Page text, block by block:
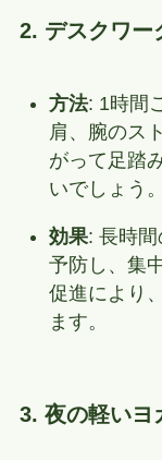
2. デスクワー
方法: 1時間
肩、腕のス
がって足踏
いでしょう。
効果: 長時
予防し、集
促進により
ます。
3. 夜の軽いヨ